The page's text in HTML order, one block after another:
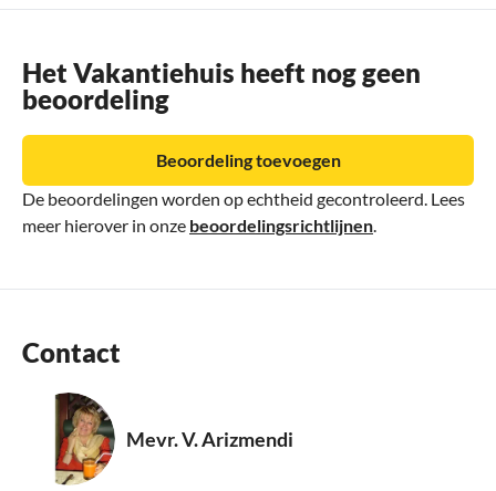
Het Vakantiehuis heeft nog geen
beoordeling
De beoordelingen worden op echtheid gecontroleerd. Lees
meer hierover in onze beoordelingsrichtlijnen
Beoordeling toevoegen
Contact
Mevr. V. Arizmendi